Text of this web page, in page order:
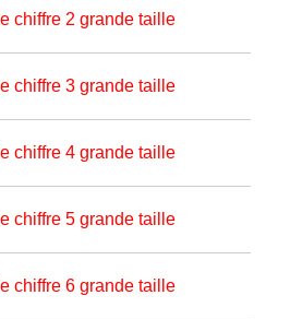
chiffre 2 grande taille
chiffre 3 grande taille
chiffre 4 grande taille
chiffre 5 grande taille
chiffre 6 grande taille